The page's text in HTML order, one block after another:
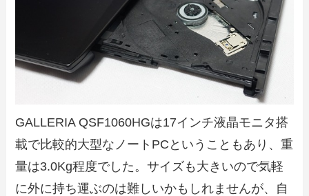
GALLERIA QSF1060HGは17インチ液晶モニタ搭
載で比較的大型なノートPCということもあり、重
量は3.0Kg程度でした。サイズも大きいので気軽
に外に持ち運ぶのは難しいかもしれませんが、自